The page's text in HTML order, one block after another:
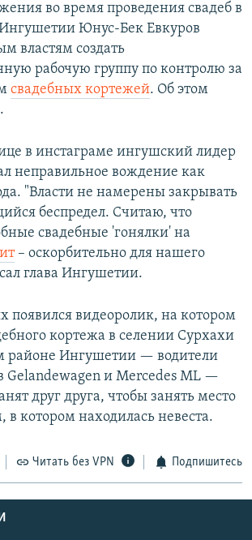
РС во время проведения свадеб в
Ингушетии Юнус-Бек Евкуров
властям создать
рабочую группу по контролю за
свадебных кортежей. Об этом
в инстаграме ингушский лидер
неправильное вождение как
"Власти не намерены закрывать
беспредел. Считаю, что
свадебные 'гонялки' на
– оскорбительно для нашего
глава Ингушетии.
появился видеоролик, на котором
кортежа в селении Сурхахи
районе Ингушетии — водители
Gelandewagen и Mercedes ML —
друг друга, чтобы занять место
в котором находилась невеста.
Читать без VPN Подпишитесь